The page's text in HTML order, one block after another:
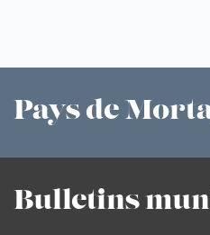
Pays de
Bulletins